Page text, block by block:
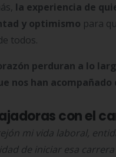
la experiencia de
y optimismo para
todos.
perduran a lo
nos han
con el
mi vida laboral,
de iniciar esa